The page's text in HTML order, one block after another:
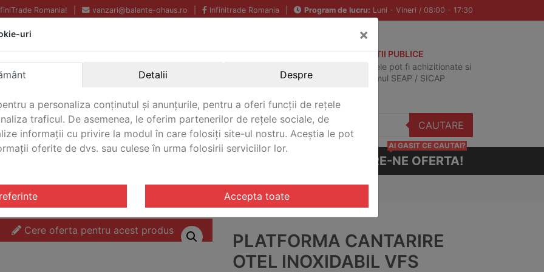
Romania! vanzari@balante-ohaus.ro Infinitrade Romania Program de lucru: Luni - Vineri / 08:00 - 17:30
Echipamente profesionale
pentru laborator.
Garantie Internationala.
ACHIZITII PUBLICE
Produsele pot fi achizitionate si
in sistemul SEAP / SICAP
CAUTARE
CERE-NE OFERTA!
AI GASIT CE CAUTAI?
VFS/ Platforma cantarire otel inoxidabil VFS Ohaus VFS-DS1500
Cere oferta pentru acest produs
PLATFORMA CANTARIRE
OTEL INOXIDABIL VFS
uri ×
Detalii Despre
a personaliza conținutul și anunțurile, pentru a oferi funcții de rețele
traficul. De asemenea, le oferim partenerilor de rețele sociale, de
informații cu privire la modul în care folosiți site-ul nostru. Aceștia le pot
oferite de dvs. sau culese în urma folosirii serviciilor lor.
Accepta toate